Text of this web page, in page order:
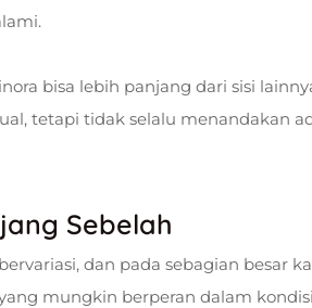
bisa lebih panjang dari sisi
tetapi tidak selalu menandakan
Sebelah
dan pada sebagian besar
mungkin berperan dalam